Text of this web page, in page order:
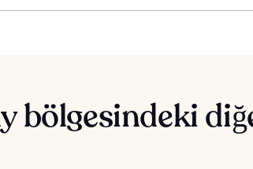
bölgesindeki